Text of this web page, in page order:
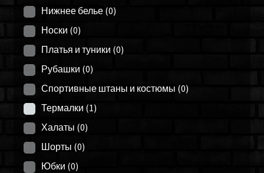
Нижнее белье (0)
Носки (0)
Платья и туники (0)
Рубашки (0)
Спортивные штаны и костюмы (0)
Термалки (1)
Халаты (0)
Шорты (0)
Юбки (0)